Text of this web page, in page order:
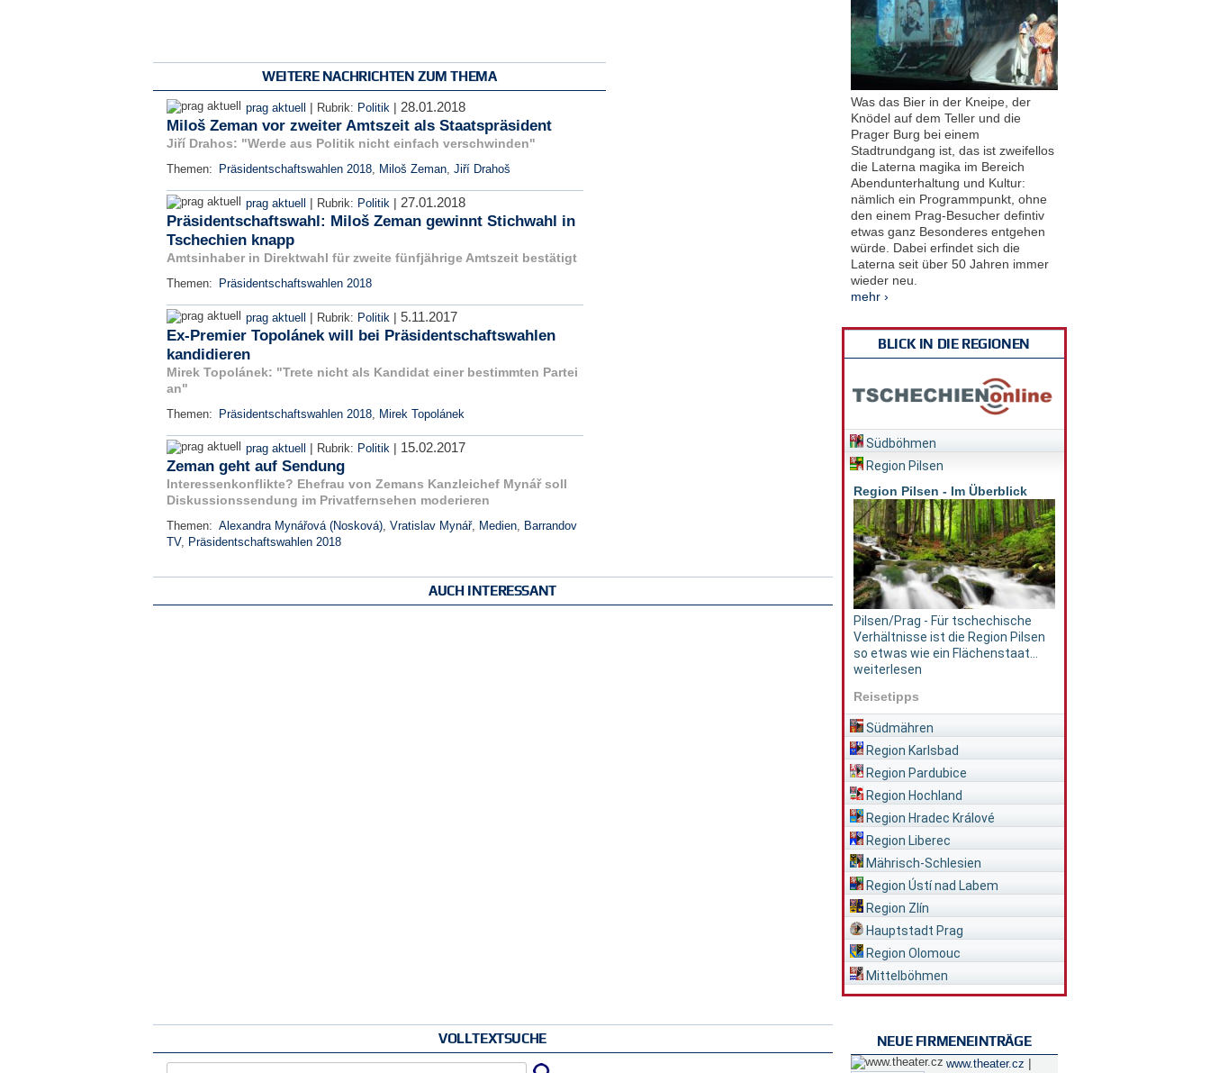
WEITERE NACHRICHTEN ZUM THEMA
prag aktuell | Rubrik: Politik | 28.01.2018
Miloš Zeman vor zweiter Amtszeit als Staatspräsident
Jiří Drahos: "Werde aus Politik nicht einfach verschwinden"
Themen: Präsidentschaftswahlen 2018, Miloš Zeman, Jiří Drahoš
prag aktuell | Rubrik: Politik | 27.01.2018
Präsidentschaftswahl: Miloš Zeman gewinnt Stichwahl in
Tschechien knapp
Amtsinhaber in Direktwahl für zweite fünfjährige Amtszeit bestätigt
Themen: Präsidentschaftswahlen 2018
prag aktuell | Rubrik: Politik | 5.11.2017
Ex-Premier Topolánek will bei Präsidentschaftswahlen
kandidieren
Mirek Topolánek: "Trete nicht als Kandidat einer bestimmten Partei
an"
Themen: Präsidentschaftswahlen 2018, Mirek Topolánek
prag aktuell | Rubrik: Politik | 15.02.2017
Zeman geht auf Sendung
Interessenkonflikte? Ehefrau von Zemans Kanzleichef Mynář soll
Diskussionssendung im Privatfernsehen moderieren
Themen: Alexandra Mynářová (Nosková), Vratislav Mynář, Medien, Barrandov
TV, Präsidentschaftswahlen 2018
AUCH INTERESSANT
VOLLTEXTSUCHE
Was das Bier in der Kneipe, der
Knödel auf dem Teller und die
Prager Burg bei einem
Stadtrundgang ist, das ist zweifellos
die Laterna magika im Bereich
Abendunterhaltung und Kultur:
nämlich ein Programmpunkt, ohne
den einem Prag-Besucher defintiv
etwas ganz Besonderes entgehen
würde. Dabei erfindet sich die
Laterna seit über 50 Jahren immer
wieder neu.
mehr ›
BLICK IN DIE REGIONEN
Südböhmen
Region Pilsen
Region Pilsen - Im Überblick
Pilsen/Prag - Für tschechische
Verhältnisse ist die Region Pilsen
so etwas wie ein Flächenstaat...
weiterlesen
Reisetipps
Südmähren
Region Karlsbad
Region Pardubice
Region Hochland
Region Hradec Králové
Region Liberec
Mährisch-Schlesien
Region Ústí nad Labem
Region Zlín
Hauptstadt Prag
Region Olomouc
Mittelböhmen
NEUE FIRMENEINTRÄGE
www.theater.cz |